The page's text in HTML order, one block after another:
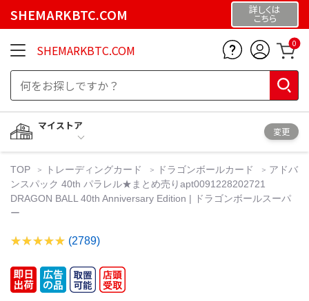
SHEMARKBTC.COM 詳しくは
こちら
SHEMARKBTC.COM 0
マイストア
変更
TOP トレーディングカード ドラゴンボールカード
アドバ
ンスパック 40th パラレル★まとめ売りapt0091228202721
DRAGON BALL 40th Anniversary Edition | ドラゴンボールスーパ
ー
(2789)